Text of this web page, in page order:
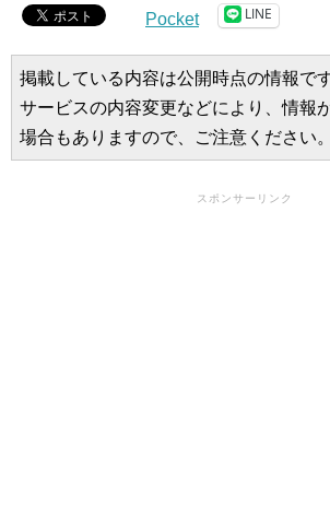
Pocket LINE
掲載している内容は公開時点の情報で
サービスの内容変更などにより、情報
場合もありますので、ご注意ください。
スポンサーリンク